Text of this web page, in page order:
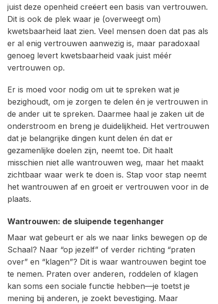
juist deze openheid creëert een basis van vertrouwen.
Dit is ook de plek waar je (overweegt om)
kwetsbaarheid laat zien. Veel mensen doen dat pas als
er al enig vertrouwen aanwezig is, maar paradoxaal
genoeg levert kwetsbaarheid vaak juist méér
vertrouwen op.
Er is moed voor nodig om uit te spreken wat je
bezighoudt, om je zorgen te delen én je vertrouwen in
de ander uit te spreken. Daarmee haal je zaken uit de
onderstroom en breng je duidelijkheid. Het vertrouwen
dat je belangrijke dingen kunt delen én dat er
gezamenlijke doelen zijn, neemt toe. Dit haalt
misschien niet alle wantrouwen weg, maar het maakt
zichtbaar waar werk te doen is. Stap voor stap neemt
het wantrouwen af en groeit er vertrouwen voor in de
plaats.
Wantrouwen: de sluipende tegenhanger
Maar wat gebeurt er als we naar links bewegen op de
Schaal? Naar “op jezelf” of verder richting “praten
over” en “klagen”? Dit is waar wantrouwen begint toe
te nemen. Praten over anderen, roddelen of klagen
kan soms een sociale functie hebben—je toetst je
mening bij anderen, je zoekt bevestiging. Maar